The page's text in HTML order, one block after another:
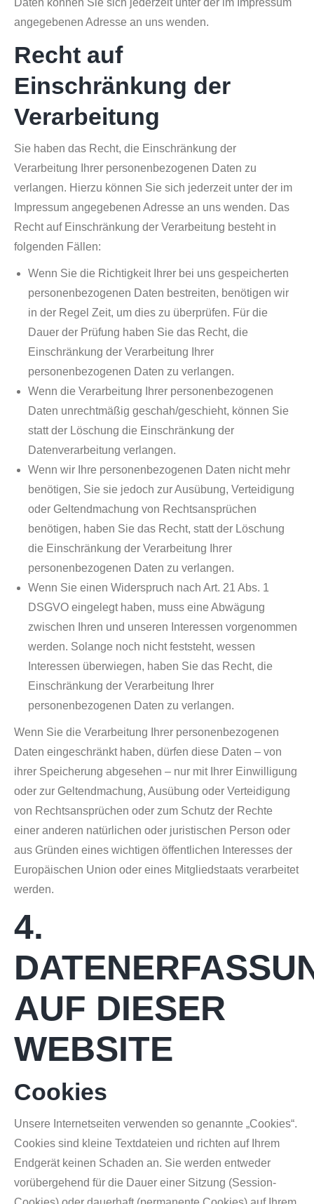
Daten können Sie sich jederzeit unter der im Impressum
angegebenen Adresse an uns wenden.
Recht auf
Einschränkung der
Verarbeitung
Sie haben das Recht, die Einschränkung der
Verarbeitung Ihrer personenbezogenen Daten zu
verlangen. Hierzu können Sie sich jederzeit unter der im
Impressum angegebenen Adresse an uns wenden. Das
Recht auf Einschränkung der Verarbeitung besteht in
folgenden Fällen:
Wenn Sie die Richtigkeit Ihrer bei uns gespeicherten
personenbezogenen Daten bestreiten, benötigen wir
in der Regel Zeit, um dies zu überprüfen. Für die
Dauer der Prüfung haben Sie das Recht, die
Einschränkung der Verarbeitung Ihrer
personenbezogenen Daten zu verlangen.
Wenn die Verarbeitung Ihrer personenbezogenen
Daten unrechtmäßig geschah/geschieht, können Sie
statt der Löschung die Einschränkung der
Datenverarbeitung verlangen.
Wenn wir Ihre personenbezogenen Daten nicht mehr
benötigen, Sie sie jedoch zur Ausübung, Verteidigung
oder Geltendmachung von Rechtsansprüchen
benötigen, haben Sie das Recht, statt der Löschung
die Einschränkung der Verarbeitung Ihrer
personenbezogenen Daten zu verlangen.
Wenn Sie einen Widerspruch nach Art. 21 Abs. 1
DSGVO eingelegt haben, muss eine Abwägung
zwischen Ihren und unseren Interessen vorgenommen
werden. Solange noch nicht feststeht, wessen
Interessen überwiegen, haben Sie das Recht, die
Einschränkung der Verarbeitung Ihrer
personenbezogenen Daten zu verlangen.
Wenn Sie die Verarbeitung Ihrer personenbezogenen
Daten eingeschränkt haben, dürfen diese Daten – von
ihrer Speicherung abgesehen – nur mit Ihrer Einwilligung
oder zur Geltendmachung, Ausübung oder Verteidigung
von Rechtsansprüchen oder zum Schutz der Rechte
einer anderen natürlichen oder juristischen Person oder
aus Gründen eines wichtigen öffentlichen Interesses der
Europäischen Union oder eines Mitgliedstaats verarbeitet
werden.
4.
AUF DIESER
WEBSITE
Cookies
Unsere Internetseiten verwenden so genannte „Cookies“.
Cookies sind kleine Textdateien und richten auf Ihrem
Endgerät keinen Schaden an. Sie werden entweder
vorübergehend für die Dauer einer Sitzung (Session-